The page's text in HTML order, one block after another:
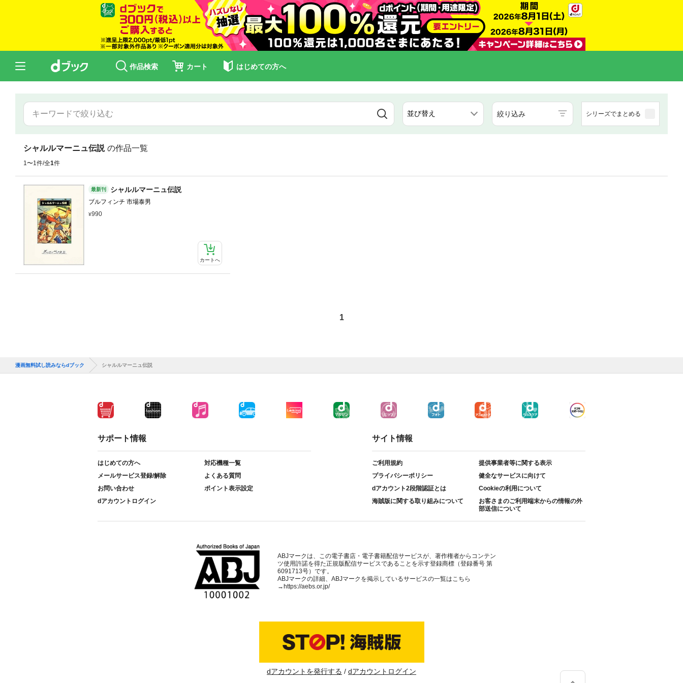
作品検索 カート はじめての方へ
絞り込み シリーズでまとめる
シャルルマーニュ伝説 の作品一覧
1〜1件/全1件
最新刊 シャルルマーニュ伝説
ブルフィンチ 市場泰男
990
カートへ
1
漫画無料試し読みならdブック シャルルマーニュ伝説
サポート情報
はじめての方へ
対応機種一覧
メールサービス登録/解除
よくある質問
お問い合わせ
ポイント表示設定
dアカウントログイン
サイト情報
ご利用規約
提供事業者等に関する表示
プライバシーポリシー
健全なサービスに向けて
dアカウント2段階認証とは
Cookieの利用について
海賊版に関する取り組みについて
お客さまのご利用端末からの情報の外
部送信について
ABJマークは、この電子書店・電子書籍配信サービスが、著作権者からコンテン
ツ使用許諾を得た正規版配信サービスであることを示す登録商標（登録番号 第
6091713号）です。
ABJマークの詳細、ABJマークを掲示しているサービスの一覧はこちら
→ https://aebs.or.jp/
dアカウントを発行する dアカウントログイン